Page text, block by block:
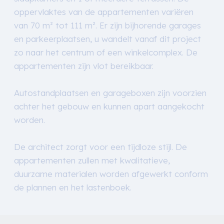
oppervlaktes van de appartementen variëren
van 70 m² tot 111 m². Er zijn bijhorende garages
en parkeerplaatsen, u wandelt vanaf dit project
zo naar het centrum of een winkelcomplex. De
appartementen zijn vlot bereikbaar.
Autostandplaatsen en garageboxen zijn voorzien
achter het gebouw en kunnen apart aangekocht
worden.
De architect zorgt voor een tijdloze stijl. De
appartementen zullen met kwalitatieve,
duurzame materialen worden afgewerkt conform
de plannen en het lastenboek.